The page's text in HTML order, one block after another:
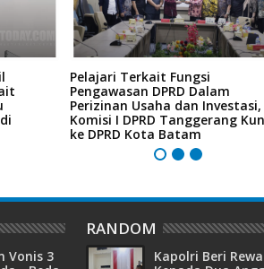
Pelajari Terkait Fungsi
Pengawasan DPRD Dalam
Perizinan Usaha dan Investasi,
Komisi I DPRD Tanggerang
ke DPRD Kota Batam
Vonis 3
RANDOM
Kapolri Beri